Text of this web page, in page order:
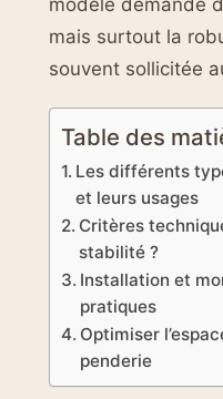
mais surtout la
souvent sollicitée
Table des
Les différents
et leurs usages
Critères
stabilité ?
Installation et
pratiques
Optimiser
penderie